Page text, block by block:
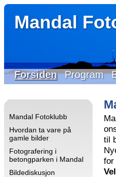
Mandal
Forsiden Program
Mandal Fotoklubb
Hvordan ta vare på
gamle bilder
Fotografering i
betongparken i Mandal
Bildediskusjon
til
for